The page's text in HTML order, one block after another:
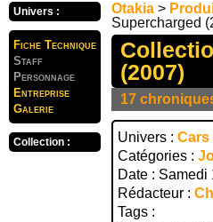
Univers :
Fiche Technique
Staff
Personnage
Entreprise
Galerie
Collection :
Otakia >
Supercharged
(2007)
17
Univers : Cars
Catégories :
Date : Samedi
Rédacteur :
Tags :